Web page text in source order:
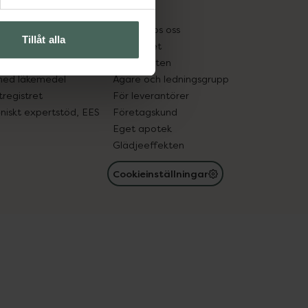
Tillåt alla
in gammal medicin
läkemedel
expertstöd, EES
Pressrum
Jobba hos oss
Hållbarhet
Samarbeten
Ägare och ledningsgrupp
För leverantörer
Företagskund
Eget apotek
Glädjeeffekten
Cookieinställningar